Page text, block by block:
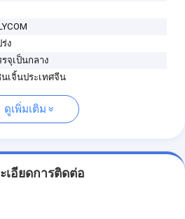
ง
รจุเป็นกลาง
นเจิ้นประเทศจีน
ดูเพิ่มเติม
เอียดการติดต่อ